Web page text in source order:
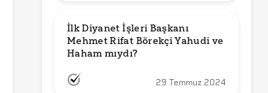
İlk Diyanet İşleri Başkanı
Mehmet Rifat Börekçi Yahudi ve
Haham mıydı?
29 Temmuz 2024